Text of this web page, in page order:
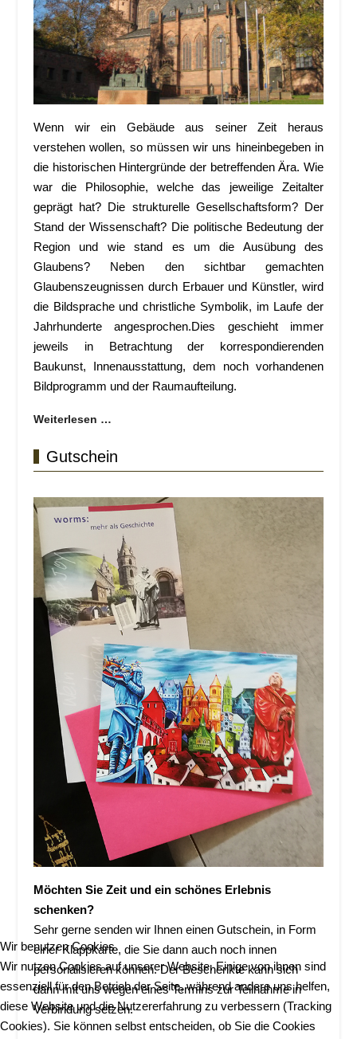
Wenn wir ein Gebäude aus seiner Zeit heraus
verstehen wollen, so müssen wir uns hineinbegeben in
die historischen Hintergründe der betreffenden Ära. Wie
war die Philosophie, welche das jeweilige Zeitalter
geprägt hat? Die strukturelle Gesellschaftsform? Der
Stand der Wissenschaft? Die politische Bedeutung der
Region und wie stand es um die Ausübung des
Glaubens? Neben den sichtbar gemachten
Glaubenszeugnissen durch Erbauer und Künstler, wird
die Bildsprache und christliche Symbolik, im Laufe der
Jahrhunderte angesprochen.Dies geschieht immer
jeweils in Betrachtung der korrespondierenden
Baukunst, Innenausstattung, dem noch vorhandenen
Bildprogramm und der Raumaufteilung.
Weiterlesen …
Gutschein
Möchten Sie Zeit und ein schönes Erlebnis
schenken?
Sehr gerne senden wir Ihnen einen Gutschein, in Form
einer Klappkarte, die Sie dann auch noch innen
personalisieren können. Der Beschenkte kann sich
dann mit uns wegen eines Termins zur Teilnahme in
Verbindung setzen.
Wir benutzen Cookies
Wir nutzen Cookies auf unserer Website. Einige von ihnen sind
essenziell für den Betrieb der Seite, während andere uns helfen,
diese Website und die Nutzererfahrung zu verbessern (Tracking
Cookies). Sie können selbst entscheiden, ob Sie die Cookies